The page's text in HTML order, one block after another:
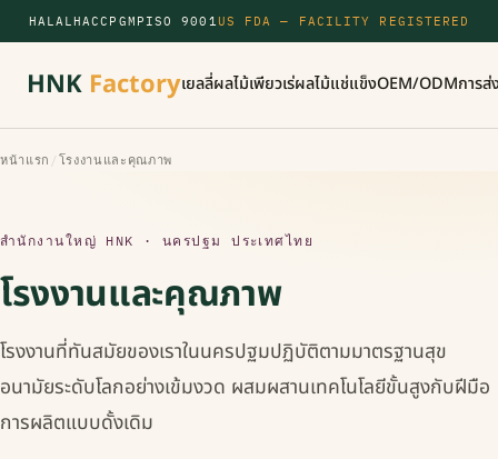
HALALHACCP GMP ISO 9001US FDA — FACILITY REGISTERED
HNK Factoryเยลลี่ผลไม้เพียวเร่ผลไม้แช่แข็งOEM/ODMการ
หน้าแรก / โรงงานและคุณภาพ
สำนักงานใหญ่ HNK · นครปฐม ประเทศไทย
โรงงานและคุณภาพ
โรงงานที่ทันสมัยของเราในนครปฐมปฏิบัติตามมาตรฐานสุข
อนามัยระดับโลกอย่างเข้มงวด ผสมผสานเทคโนโลยีขั้นสูงกับฝีมือ
การผลิตแบบดั้งเดิม